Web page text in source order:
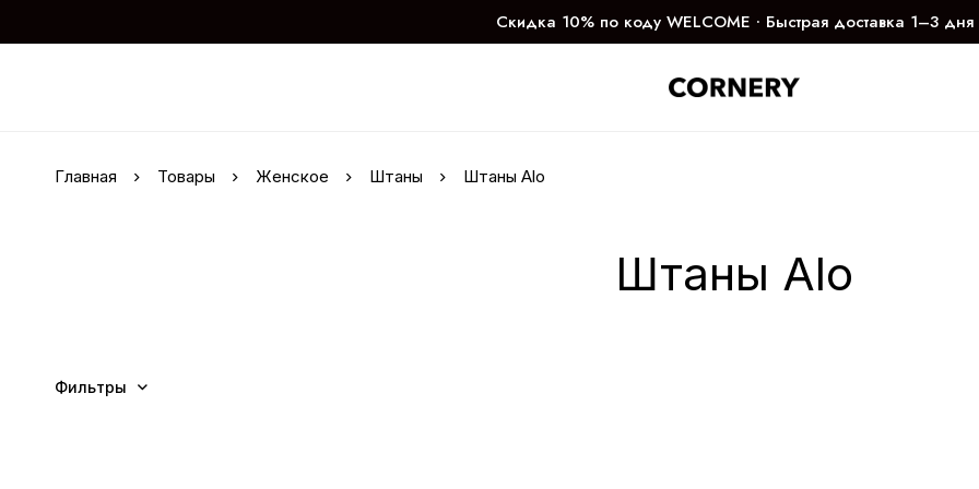
Скидка 10% по коду WELCOME ∙ Быстрая доставка 1–3 дня
Главная Товары Женское Штаны Штаны Alo
Штаны Alo
Фильтры